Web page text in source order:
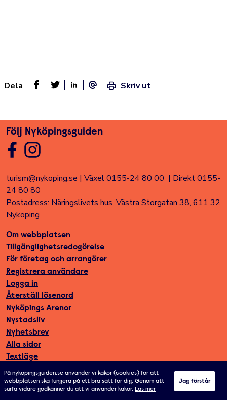
Dela
Dela sidan på Facebook
E-post
Skriv ut
Följ Nyköpingsguiden
turism@nykoping.se | Växel 0155-24 80 00 | Direkt 0155-
24 80 80
Postadress: Näringslivets hus, Västra Storgatan 38, 611 32
Nyköping
Om webbplatsen
Tillgänglighetsredogörelse
För företag och arrangörer
Registrera användare
Logga in
Återställ lösenord
Nyköpings Arenor
Nystadsliv
Nyhetsbrev
Alla sidor
Textläge
På nykopingsguiden.se använder vi kakor (cookies) för att
webbplatsen ska fungera på ett bra sätt för dig. Genom att
surfa vidare godkänner du att vi använder kakor. Läs mer
Jag förstår